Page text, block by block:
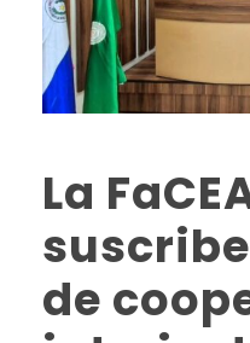
La
de